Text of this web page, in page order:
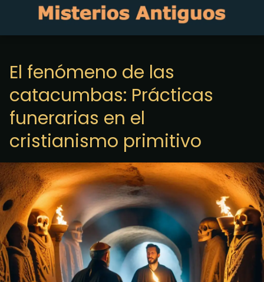
El fenómeno de las
catacumbas: Prácticas
funerarias en el
cristianismo primitivo